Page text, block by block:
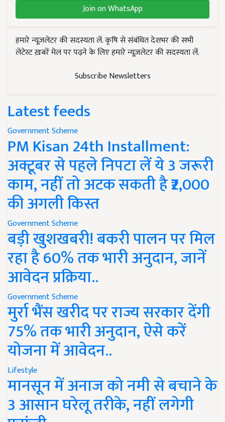
Join on WhatsApp
हमारे न्यूज़लेटर की सदस्यता लें. कृषि से संबंधित देशभर की सभी
लेटेस्ट ख़बरें मेल पर पढ़ने के लिए हमारे न्यूज़लेटर की सदस्यता लें.
Subscribe Newsletters
Latest feeds
Government Scheme
PM Kisan 24th Installment:
अक्टूबर से पहले निपटा लें ये 3 जरूरी
काम, नहीं तो अटक सकती है ₹2,000
की अगली किस्त
Government Scheme
बड़ी खुशखबरी! बकरी पालन पर मिल
रहा है 60% तक भारी अनुदान, जानें
आवेदन प्रक्रिया..
Government Scheme
मुर्रा भैंस खरीद पर राज्य सरकार देंगी
75% तक भारी अनुदान, ऐसे करें
योजना में आवेदन..
Lifestyle
मानसून में अनाज को नमी से बचाने के
3 आसान घरेलू तरीके, नहीं लगेगी